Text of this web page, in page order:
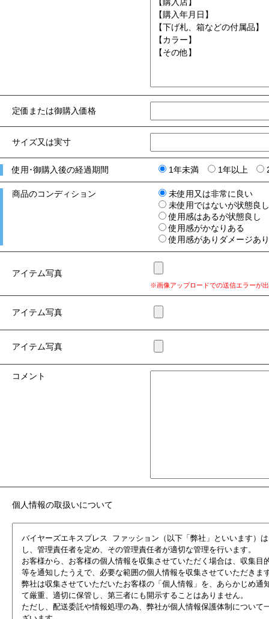
定価または御購入価格
サイズ又は実寸
使用･御購入後の経過期間 1年未満 1年以上
商品のコンディション
未使用又は非常に良い
未使用ではないが状態良
使用感はあるが状態良し
使用感がかなりある
使用感がありダメージあ
アイテム写真
※画像アップロードでの送信エラーが
アイテム写真
アイテム写真
コメント
個人情報の取扱いについて